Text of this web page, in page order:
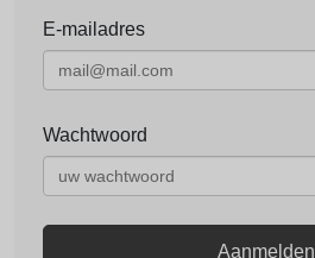
E-mailadres
Wachtwoord
Aanmelden